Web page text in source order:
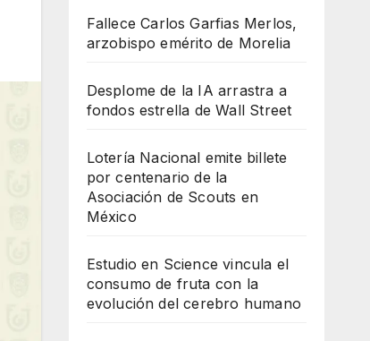
Fallece Carlos Garfias Merlos,
arzobispo emérito de Morelia
Desplome de la IA arrastra a
fondos estrella de Wall Street
Lotería Nacional emite billete
por centenario de la
Asociación de Scouts en
México
Estudio en Science vincula el
consumo de fruta con la
evolución del cerebro humano